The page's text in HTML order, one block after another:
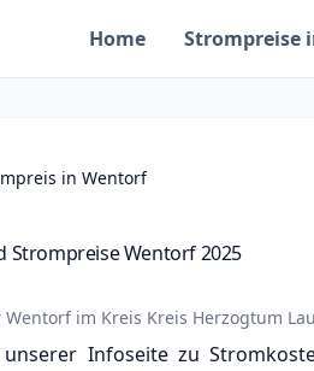
Home Strompreise
in Wentorf
Strompreise Wentorf 2025
Wentorfim Kreis Kreis Herzogtum
Infoseite zu